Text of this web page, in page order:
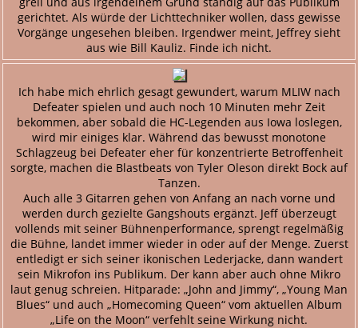
gerichtet. Als würde der Lichttechniker wollen, dass gewisse
Vorgänge ungesehen bleiben. Irgendwer meint, Jeffrey sieht
aus wie Bill Kauliz. Finde ich nicht.
Ich habe mich ehrlich gesagt gewundert, warum MLIW nach
Defeater spielen und auch noch 10 Minuten mehr Zeit
bekommen, aber sobald die HC-Legenden aus Iowa loslegen,
wird mir einiges klar. Während das bewusst monotone
Schlagzeug bei Defeater eher für konzentrierte Betroffenheit
sorgte, machen die Blastbeats von Tyler Oleson direkt Bock auf
Tanzen.
Auch alle 3 Gitarren gehen von Anfang an nach vorne und
werden durch gezielte Gangshouts ergänzt. Jeff überzeugt
vollends mit seiner Bühnenperformance, sprengt regelmäßig
die Bühne, landet immer wieder in oder auf der Menge. Zuerst
entledigt er sich seiner ikonischen Lederjacke, dann wandert
sein Mikrofon ins Publikum. Der kann aber auch ohne Mikro
laut genug schreien. Hitparade: „John and Jimmy“, „Young Man
Blues“ und auch „Homecoming Queen“ vom aktuellen Album
„Life on the Moon“ verfehlt seine Wirkung nicht.